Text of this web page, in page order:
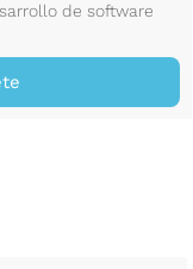
de software